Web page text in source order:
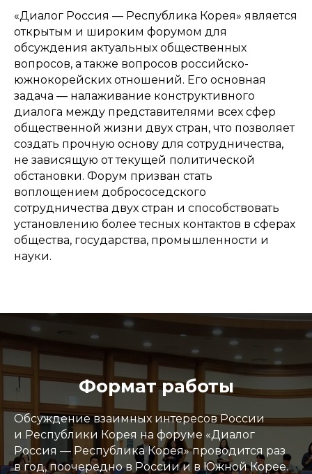
«Диалог Россия — Республика Корея» является
открытым и широким форумом для
обсуждения актуальных общественных
вопросов, а также вопросов российско-
южнокорейских отношений. Его основная
задача — налаживание конструктивного
диалога между представителями всех сфер
общественной жизни двух стран, что позволяет
создать прочную основу для сотрудничества,
не зависящую от текущей политической
обстановки. Форум призван стать
воплощением добрососедского
сотрудничества двух стран и способствовать
установлению более тесных контактов в сферах
общества, государства, промышленности и
науки.
Формат работы
Обсуждение взаимных интересов России
и Республики Корея на форуме «Диалог
Россия — Республика Корея» проводится раз
в год, поочередно в России и в Южной Корее.